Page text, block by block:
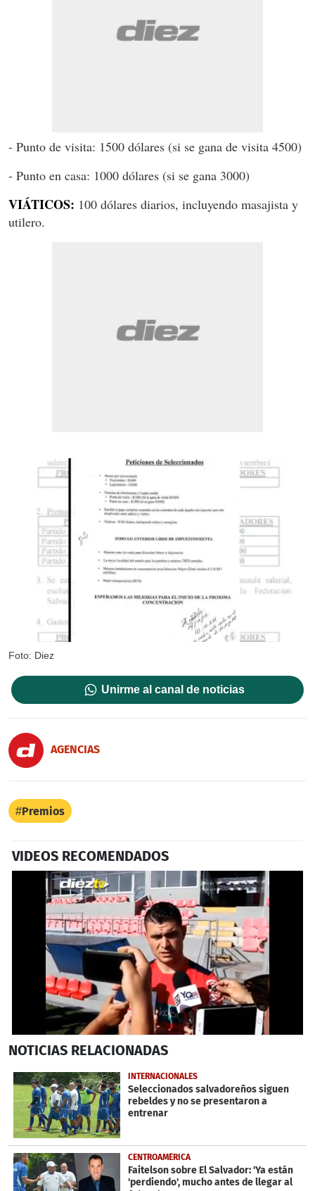
- Punto de visita: 1500 dólares (si se gana de visita 4500)
- Punto en casa: 1000 dólares (si se gana 3000)
VIÁTICOS: 100 dólares diarios, incluyendo masajista y
utilero.
Foto: Diez
Unirme al canal de noticias
AGENCIAS
Premios
VIDEOS RECOMENDADOS
seconds
2
minutes,
15
seconds
NOTICIAS RELACIONADAS
INTERNACIONALES
Seleccionados salvadoreños siguen
rebeldes y no se presentaron a
entrenar
CENTROAMÉRICA
Faitelson sobre El Salvador: 'Ya están
'perdiendo', mucho antes de llegar al